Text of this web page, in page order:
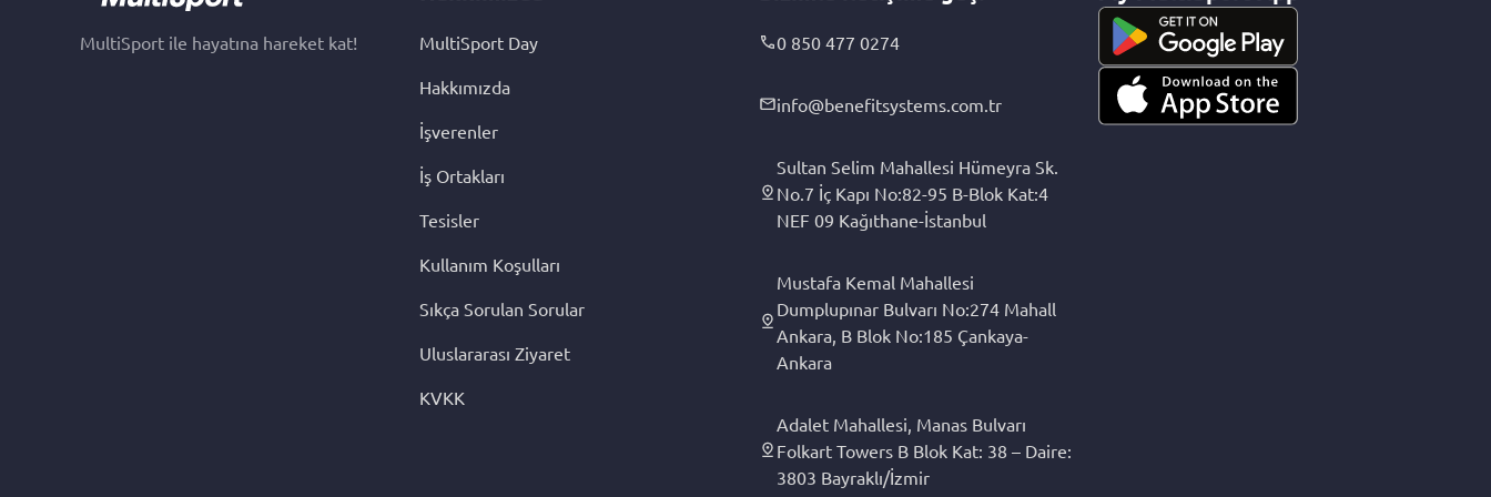
MultiSport ile hayatına hareket kat!
MultiSport Day
Hakkımızda
İşverenler
İş Ortakları
Tesisler
Kullanım Koşulları
Sıkça Sorulan Sorular
Uluslararası Ziyaret
KVKK
0 850 477 0274
info@benefitsystems.com.tr
Sultan Selim Mahallesi Hümeyra Sk.
No.7 İç Kapı No:82-95 B-Blok Kat:4
NEF 09 Kağıthane-İstanbul
Mustafa Kemal Mahallesi
Dumplupınar Bulvarı No:274 Mahall
Ankara, B Blok No:185 Çankaya-
Ankara
Adalet Mahallesi, Manas Bulvarı
Folkart Towers B Blok Kat: 38 – Daire:
3803 Bayraklı/İzmir